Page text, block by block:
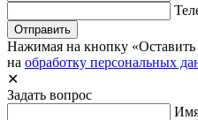
Отправить
Нажимая на кнопку «Оставить
на обработку персональных
✕
Задать вопрос